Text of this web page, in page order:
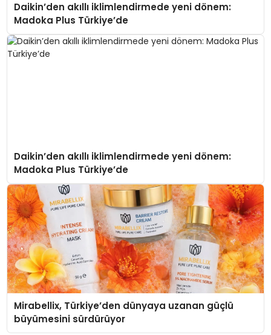
Daikin’den akıllı iklimlendirmede yeni dönem:
Madoka Plus Türkiye’de
Daikin’den akıllı iklimlendirmede yeni dönem:
Madoka Plus Türkiye’de
Mirabellix, Türkiye’den dünyaya uzanan güçlü
büyümesini sürdürüyor